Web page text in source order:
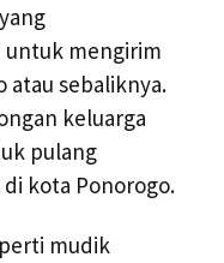
mengirim
atau sebaliknya.
keluarga
pulang
kota Ponorogo.
mudik